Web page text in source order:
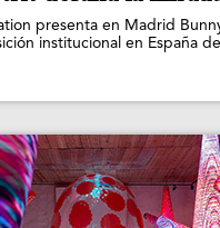
presenta en Madrid
institucional en España